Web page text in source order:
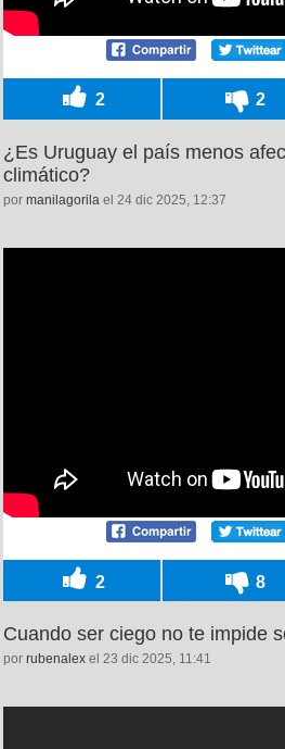
2 2
¿Es Uruguay el país menos
climático?
por manilagorila el 24 dic 2025, 12:37
2 8
Cuando ser ciego no te impide
por rubenalex el 23 dic 2025, 11:41